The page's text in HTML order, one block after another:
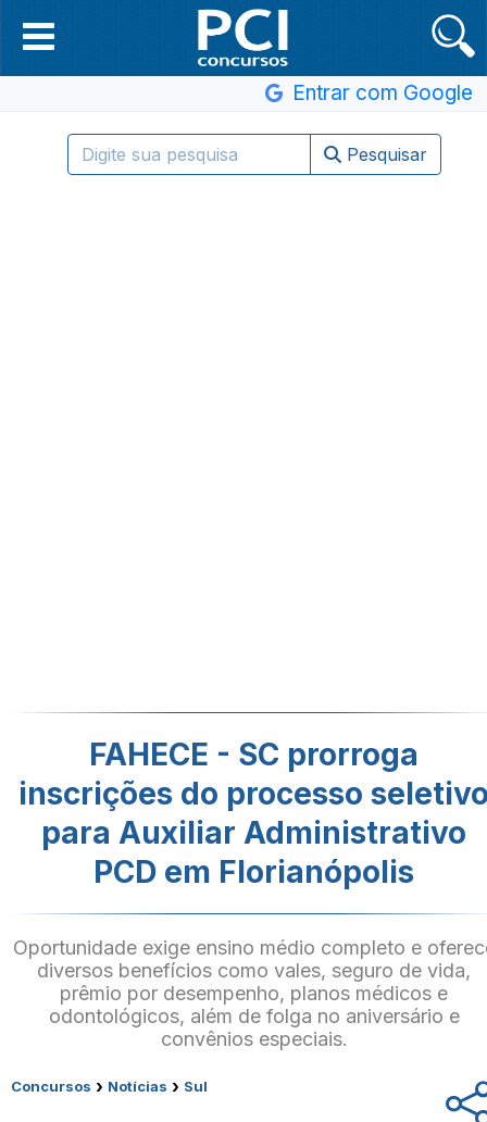
Entrar com Google
Pesquisar
FAHECE - SC prorroga
inscrições do processo
para Auxiliar Administrativo
PCD em Florianópolis
Oportunidade exige ensino médio completo e
diversos benefícios como vales, seguro de vida,
prêmio por desempenho, planos médicos e
odontológicos, além de folga no aniversário e
convênios especiais.
Concursos › Notícias › Sul